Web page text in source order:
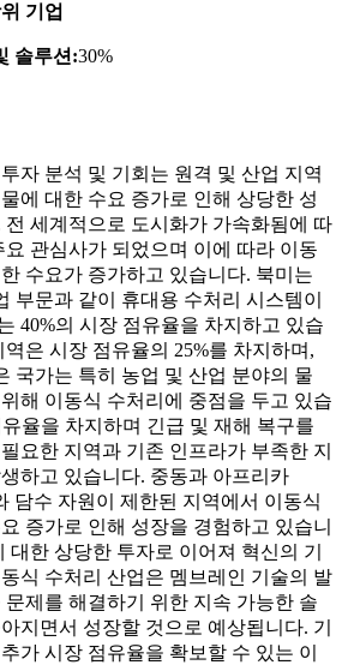
기업
솔루션:30%
자 분석 및 기회는 원격 및 산업 지역
에 대한 수요 증가로 인해 상당한 성
세계적으로 도시화가 가속화됨에 따
관심사가 되었으며 이에 따라 이동
수요가 증가하고 있습니다. 북미는
부문과 같이 휴대용 수처리 시스템이
40%의 시장 점유율을 차지하고 있습
은 시장 점유율의 25%를 차지하며,
국가는 특히 농업 및 산업 분야의 물
해 이동식 수처리에 중점을 두고 있습
율을 차지하며 긴급 및 재해 복구를
요한 지역과 기존 인프라가 부족한 지
하고 있습니다. 중동과 아프리카
담수 자원이 제한된 지역에서 이동식
증가로 인해 성장을 경험하고 있습니
대한 상당한 투자로 이어져 혁신의 기
식 수처리 산업은 멤브레인 기술의 발
제를 해결하기 위한 지속 가능한 솔
지면서 성장할 것으로 예상됩니다. 기
가 시장 점유율을 확보할 수 있는 이